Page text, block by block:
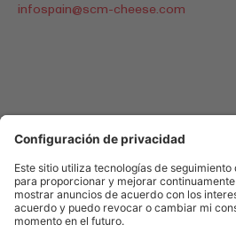
infospain@scm-cheese.com